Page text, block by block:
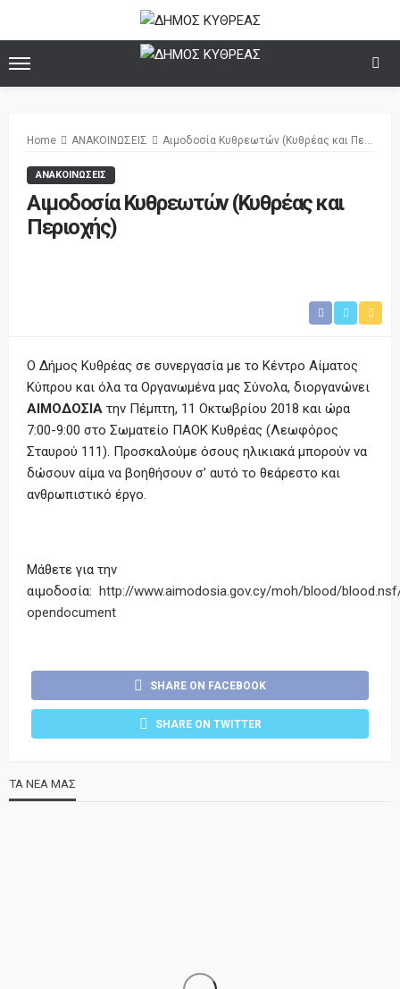
Home ΑΝΑΚΟΙΝΩΣΕΙΣ Αιμοδοσία Κυθρεωτών (Κυθρέας και Περιοχής)
ΑΝΑΚΟΙΝΩΣΕΙΣ
Αιμοδοσία Κυθρεωτών (Κυθρέας και
Περιοχής)
Ο Δήμος Κυθρέας σε συνεργασία με το Κέντρο Αίματος
Κύπρου και όλα τα Οργανωμένα μας Σύνολα, διοργανώνει
ΑΙΜΟΔΟΣΙΑ την Πέμπτη, 11 Οκτωβρίου 2018 και ώρα
7:00-9:00 στο Σωματείο ΠΑΟΚ Κυθρέας (Λεωφόρος
Σταυρού 111). Προσκαλούμε όσους ηλικιακά μπορούν να
δώσουν αίμα να βοηθήσουν σ’ αυτό το θεάρεστο και
ανθρωπιστικό έργο.
Μάθετε για την
αιμοδοσία: http://www.aimodosia.gov.cy/moh/blood/
opendocument
SHARE ON FACEBOOK
SHARE ON TWITTER
ΤΑ ΝΕΑ ΜΑΣ